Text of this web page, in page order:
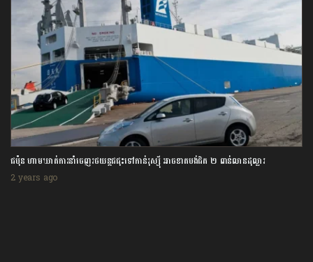
ជប៉ុន ហាមឃាត់ការនាំចេញរថយន្តជជុះទៅកាន់រុស្ស៊ី អាចខាតបង់ជិត ២ ពាន់លានដុល្លារ
2 years ago